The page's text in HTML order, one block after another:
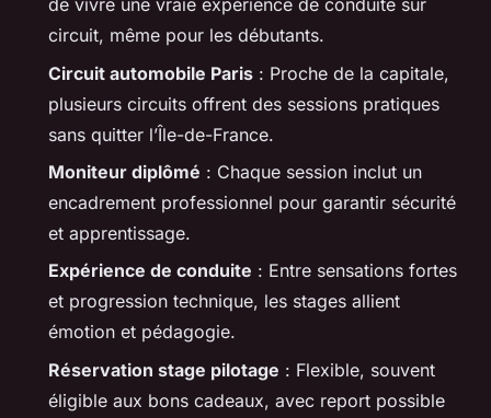
12/03/2026 09:19
de vivre une vraie expérience de conduite sur
circuit, même pour les débutants.
Circuit automobile Paris : Proche de la capitale,
plusieurs circuits offrent des sessions pratiques
sans quitter l’Île-de-France.
Moniteur diplômé : Chaque session inclut un
encadrement professionnel pour garantir sécurité
et apprentissage.
Expérience de conduite : Entre sensations fortes
et progression technique, les stages allient
émotion et pédagogie.
Réservation stage pilotage : Flexible, souvent
éligible aux bons cadeaux, avec report possible